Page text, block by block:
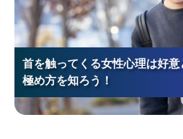
首を触ってくる女性心理は好
極め方を知ろう！
首を触ってくる女性心理は好
極め方を知ろう！
首を触ってくる女性心理は好
極め方を知ろう！